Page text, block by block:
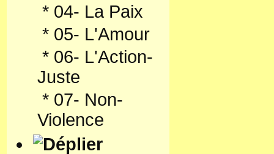
* 04- La Paix
* 05- L'Amour
* 06- L'Action-
Juste
* 07- Non-
Violence